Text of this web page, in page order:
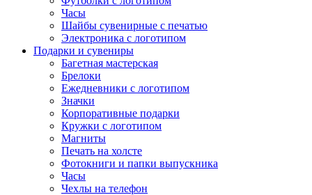
Часы
Шайбы сувенирные с печатью
Электроника с логотипом
Подарки и сувениры
Багетная мастерская
Брелоки
Ежедневники с логотипом
Значки
Корпоративные подарки
Кружки с логотипом
Магниты
Печать на холсте
Фотокниги и папки выпускника
Часы
Чехлы на телефон